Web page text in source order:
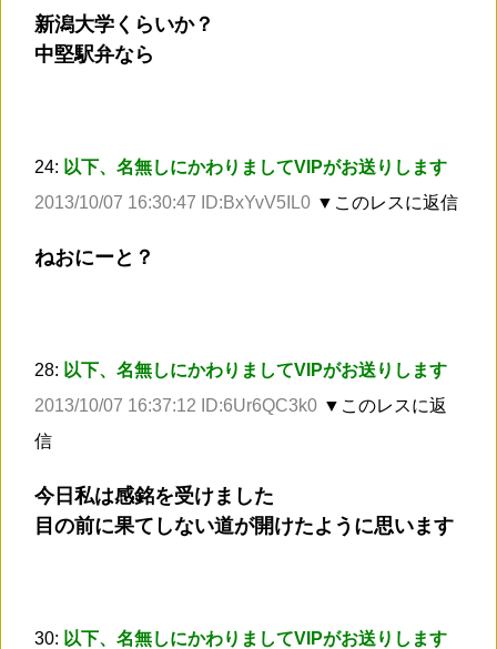
新潟大学くらいか？
中堅駅弁なら
24: 以下、名無しにかわりましてVIPがお送りします
2013/10/07 16:30:47 ID:BxYvV5IL0 ▼このレスに返信
ねおにーと？
28: 以下、名無しにかわりましてVIPがお送りします
2013/10/07 16:37:12 ID:6Ur6QC3k0 ▼このレスに返
信
今日私は感銘を受けました
目の前に果てしない道が開けたように思います
30: 以下、名無しにかわりましてVIPがお送りします